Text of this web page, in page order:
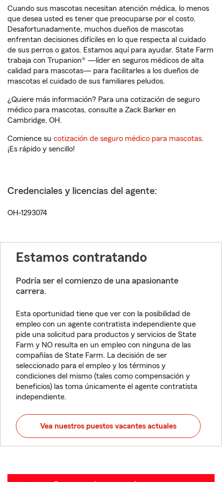
Cuando sus mascotas necesitan atención médica, lo menos
que desea usted es tener que preocuparse por el costo.
Desafortunadamente, muchos dueños de mascotas
enfrentan decisiones difíciles en lo que respecta al cuidado
de sus perros o gatos. Estamos aquí para ayudar. State Farm
trabaja con Trupanion® —líder en seguros médicos de alta
calidad para mascotas— para facilitarles a los dueños de
mascotas el cuidado de sus familiares peludos.
¿Quiere más información? Para una cotización de seguro
médico para mascotas, consulte a Zack Barker en
Cambridge, OH.
Comience su cotización de seguro médico para mascotas.
¡Es rápido y sencillo!
Credenciales y licencias del agente:
OH-1293074
Estamos contratando
Podría ser el comienzo de una apasionante
carrera.
Esta oportunidad tiene que ver con la posibilidad de
empleo con un agente contratista independiente que
pide una solicitud para productos y servicios de State
Farm y NO resulta en un empleo con ninguna de las
compañías de State Farm. La decisión de ser
seleccionado para el empleo y los términos y
condiciones del mismo (tales como compensación y
beneficios) las toma únicamente el agente contratista
independiente.
Vea nuestros puestos vacantes actuales